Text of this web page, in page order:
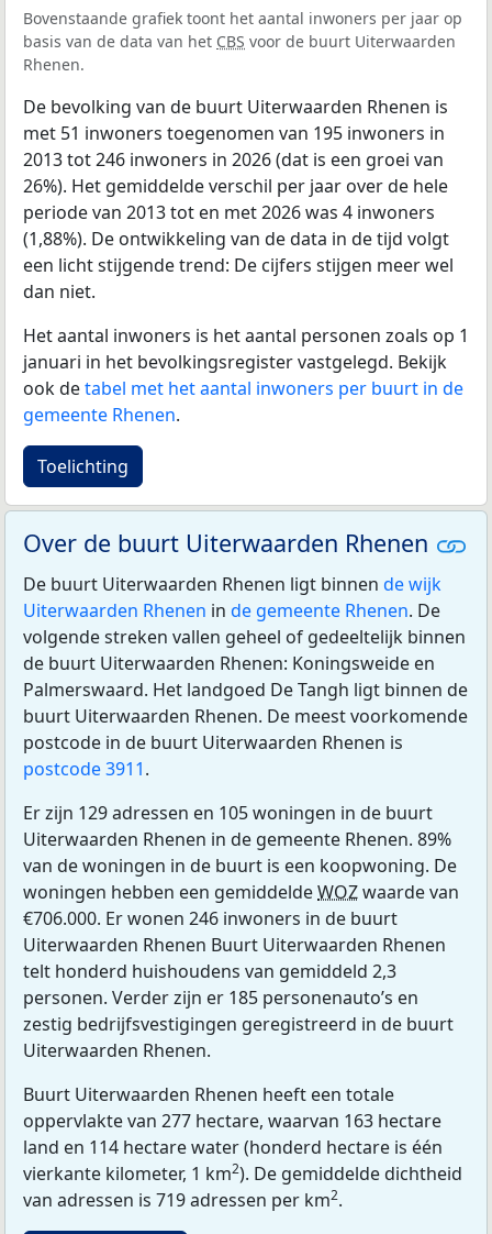
Bovenstaande grafiek toont het aantal inwoners per jaar op
basis van de data van het CBS voor de buurt Uiterwaarden
Rhenen.
De bevolking van de buurt Uiterwaarden Rhenen is
met 51 inwoners toegenomen van 195 inwoners in
2013 tot 246 inwoners in 2026 (dat is een groei van
26%). Het gemiddelde verschil per jaar over de hele
periode van 2013 tot en met 2026 was 4 inwoners
(1,88%). De ontwikkeling van de data in de tijd volgt
een licht stijgende trend: De cijfers stijgen meer wel
dan niet.
Het aantal inwoners is het aantal personen zoals op 1
januari in het bevolkingsregister vastgelegd. Bekijk
ook detabel met het aantal inwoners per buurt in de
gemeente Rhenen.
Toelichting
Over de buurt Uiterwaarden Rhenen
De buurt Uiterwaarden Rhenen ligt binnen de wijk
Uiterwaarden Rhenen in de gemeente Rhenen. De
volgende streken vallen geheel of gedeeltelijk binnen
de buurt Uiterwaarden Rhenen: Koningsweide en
Palmerswaard. Het landgoed De Tangh ligt binnen de
buurt Uiterwaarden Rhenen. De meest voorkomende
postcode in de buurt Uiterwaarden Rhenen is
postcode 3911.
Er zijn 129 adressen en 105 woningen in de buurt
Uiterwaarden Rhenen in de gemeente Rhenen. 89%
van de woningen in de buurt is een koopwoning. De
woningen hebben een gemiddeldeWOZwaarde van
€706.000. Er wonen 246 inwoners in de buurt
Uiterwaarden Rhenen Buurt Uiterwaarden Rhenen
telt honderd huishoudens van gemiddeld 2,3
personen. Verder zijn er 185 personenauto’s en
zestig bedrijfsvestigingen geregistreerd in de buurt
Uiterwaarden Rhenen.
Buurt Uiterwaarden Rhenen heeft een totale
oppervlakte van 277 hectare, waarvan 163 hectare
land en 114 hectare water (honderd hectare is één
vierkante kilometer, 1 km2). De gemiddelde dichtheid
van adressen is 719 adressen per km2.